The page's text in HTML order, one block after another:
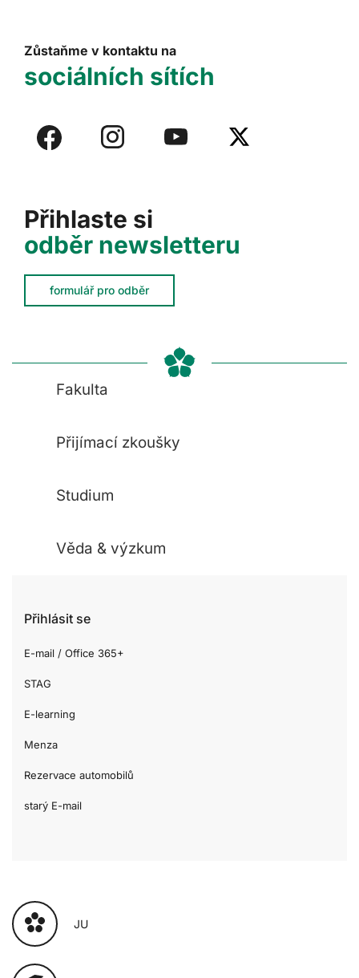
Přihlaste si
odběr newsletteru
formulář pro odběr
Zůstaňme v kontaktu na
sociálních sítích
Fakulta
Přijímací zkoušky
Studium
Věda & výzkum
Přihlásit se
E-mail / Office 365+
STAG
E-learning
Menza
Rezervace automobilů
starý E-mail
JU